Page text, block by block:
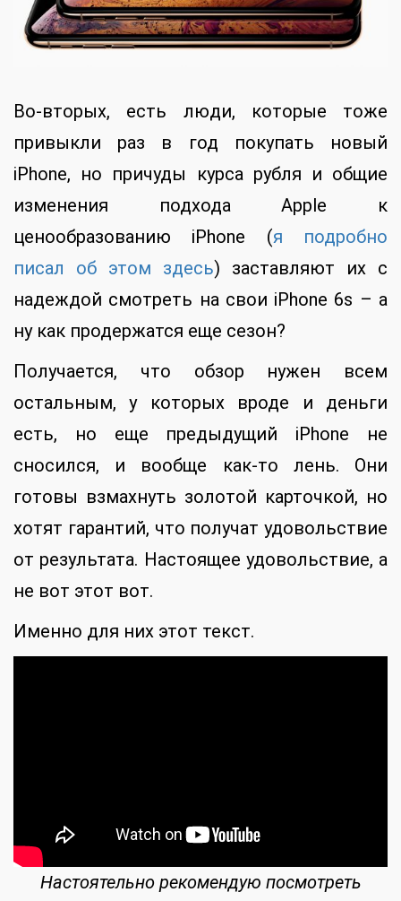
Во-вторых, есть люди, которые тоже
привыкли раз в год покупать новый
iPhone, но причуды курса рубля и общие
изменения подхода Apple к
ценообразованию iPhone (я подробно
писал об этом здесь) заставляют их с
надеждой смотреть на свои iPhone 6s – а
ну как продержатся еще сезон?
Получается, что обзор нужен всем
остальным, у которых вроде и деньги
есть, но еще предыдущий iPhone не
сносился, и вообще как-то лень. Они
готовы взмахнуть золотой карточкой, но
хотят гарантий, что получат удовольствие
от результата. Настоящее удовольствие, а
не вот этот вот.
Именно для них этот текст.
Настоятельно рекомендую посмотреть